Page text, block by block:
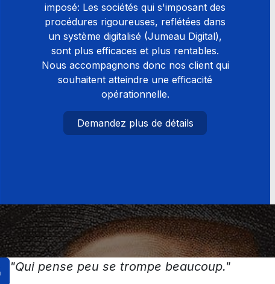
imposé: Les sociétés qui s'imposant des
procédures rigoureuses, reflétées dans
un système digitalisé (Jumeau Digital),
sont plus efficaces et plus rentables.
Nous accompagnons donc nos client qui
souhaitent atteindre une efficacité
opérationnelle.
Demandez plus de détails
"Qui pense peu se trompe beaucoup."